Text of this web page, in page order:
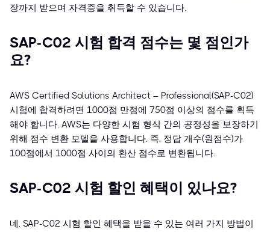
장까지 받으며 자격증을 취득할 수 있습니다.
SAP-C02 시험 합격 점수는 몇 점인가
요?
AWS Certified Solutions Architect – Professional(SAP-C02)
시험에 합격하려면 1000점 만점에 750점 이상의 점수를 획득
해야 합니다. AWS는 다양한 시험 형식 간의 공정성을 보장하기
위해 점수 변환 모델을 사용합니다. 즉, 정답 개수(원점수)가
100점에서 1000점 사이의 환산 점수로 변환됩니다.
SAP-C02 시험 할인 혜택이 있나요?
네, SAP-C02 시험 할인 혜택을 받을 수 있는 여러 가지 방법이